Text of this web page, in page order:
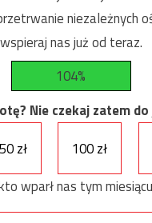
niezależnych
wspieraj nas już od teraz.
104%
Nie czekaj zatem
50 zł 100 zł
wparł nas tym